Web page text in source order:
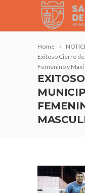
Home
Exitoso Cierre
Femenino y